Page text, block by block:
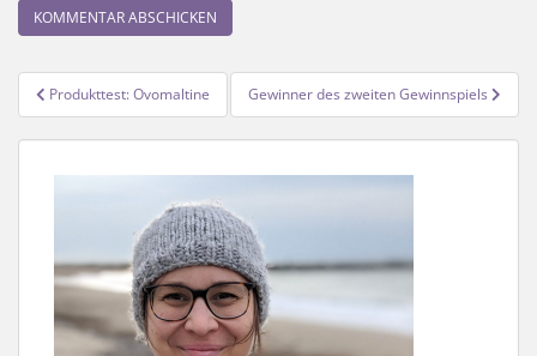
Beitragsnavigation
Produkttest: Ovomaltine Gewinner des zweiten Gewinnspiels